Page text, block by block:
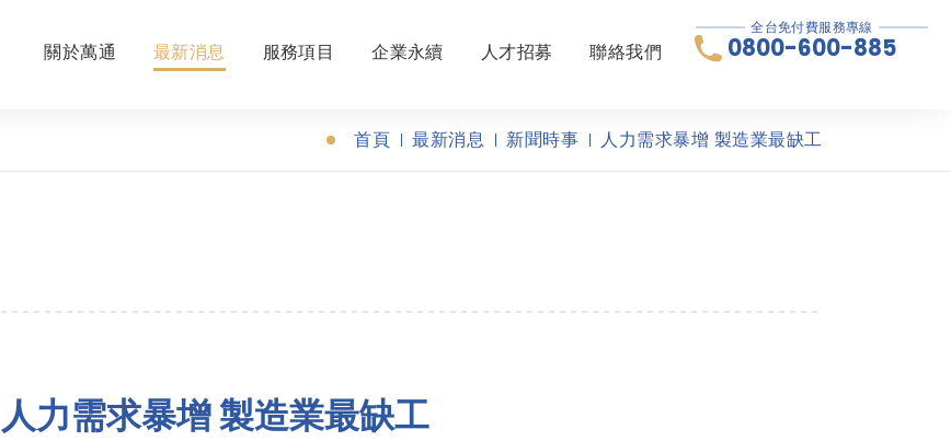
關於萬通 最新消息 服務項目 企業永續 人才招募 聯絡我們
全台免付費服務專線
0800-600-885
首頁 最新消息 新聞時事 人力需求暴增 製造業最缺工
人力需求暴增 製造業最缺工